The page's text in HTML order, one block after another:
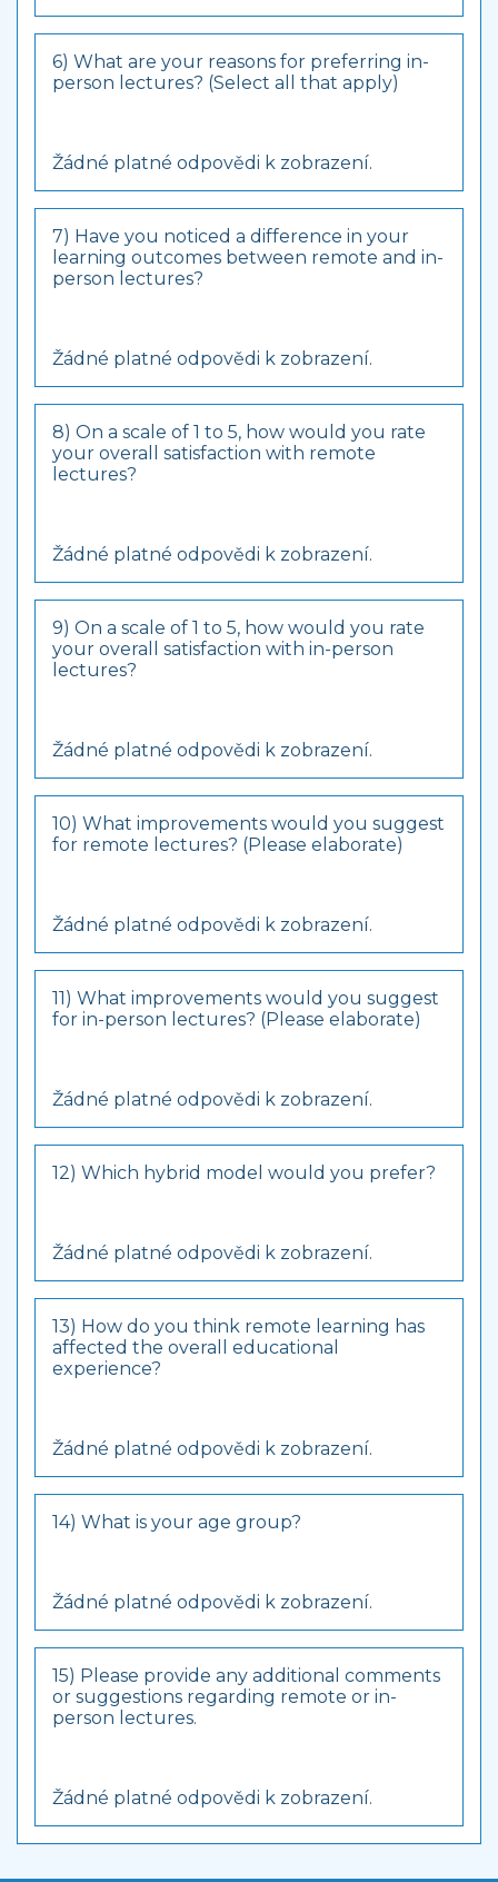
6) What are your reasons for preferring in-
person lectures? (Select all that apply)
Žádné platné odpovědi k zobrazení.
7) Have you noticed a difference in your
learning outcomes between remote and in-
person lectures?
Žádné platné odpovědi k zobrazení.
8) On a scale of 1 to 5, how would you rate
your overall satisfaction with remote
lectures?
Žádné platné odpovědi k zobrazení.
9) On a scale of 1 to 5, how would you rate
your overall satisfaction with in-person
lectures?
Žádné platné odpovědi k zobrazení.
10) What improvements would you suggest
for remote lectures? (Please elaborate)
Žádné platné odpovědi k zobrazení.
11) What improvements would you suggest
for in-person lectures? (Please elaborate)
Žádné platné odpovědi k zobrazení.
12) Which hybrid model would you prefer?
Žádné platné odpovědi k zobrazení.
13) How do you think remote learning has
affected the overall educational
experience?
Žádné platné odpovědi k zobrazení.
14) What is your age group?
Žádné platné odpovědi k zobrazení.
15) Please provide any additional comments
or suggestions regarding remote or in-
person lectures.
Žádné platné odpovědi k zobrazení.